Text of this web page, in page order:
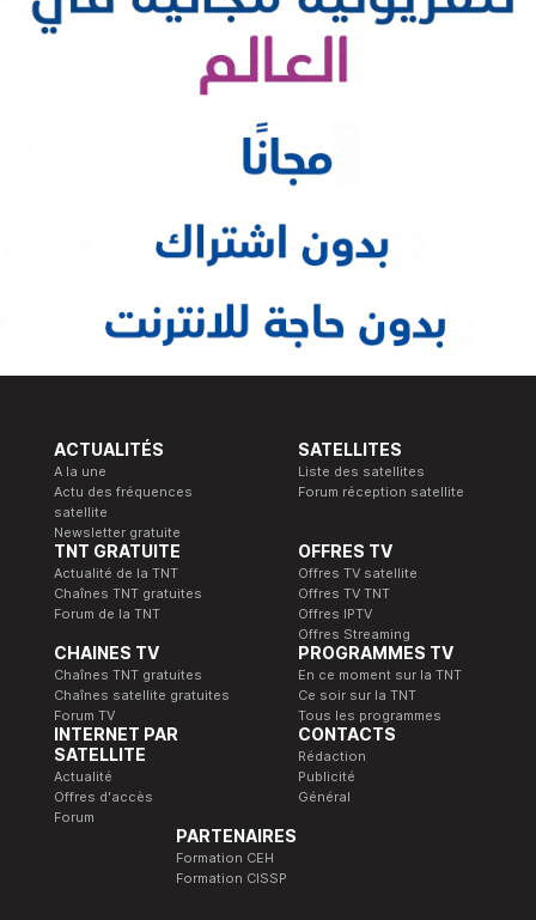
ACTUALITÉS
A la une
Actu des fréquences
satellite
Newsletter gratuite
SATELLITES
Liste des satellites
Forum réception satellite
TNT GRATUITE
Actualité de la TNT
Chaînes TNT gratuites
Forum de la TNT
OFFRES TV
Offres TV satellite
Offres TV TNT
Offres IPTV
Offres Streaming
CHAINES TV
Chaînes TNT gratuites
Chaînes satellite gratuites
Forum TV
PROGRAMMES TV
En ce moment sur la TNT
Ce soir sur la TNT
Tous les programmes
INTERNET PAR
SATELLITE
Actualité
Offres d'accès
Forum
CONTACTS
Rédaction
Publicité
Général
PARTENAIRES
Formation CEH
Formation CISSP